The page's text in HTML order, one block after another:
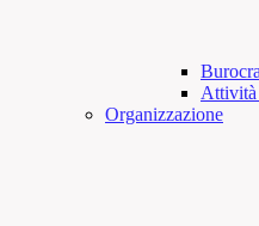
Attività
Organizzazione